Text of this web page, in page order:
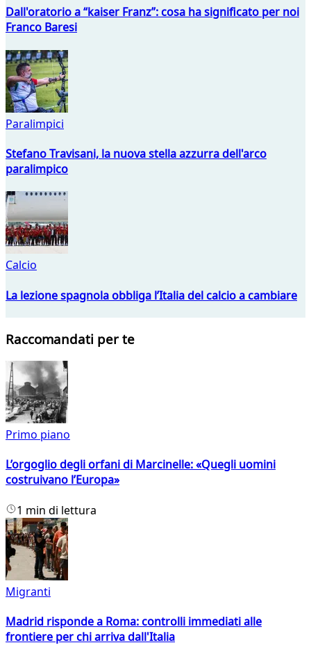
Dall'oratorio a “kaiser Franz”: cosa ha significato per noi
Franco Baresi
Paralimpici
Stefano Travisani, la nuova stella azzurra dell'arco
paralimpico
Calcio
La lezione spagnola obbliga l’Italia del calcio a cambiare
Raccomandati per te
Primo piano
L’orgoglio degli orfani di Marcinelle: «Quegli uomini
costruivano l’Europa»
1 min di lettura
Migranti
Madrid risponde a Roma: controlli immediati alle
frontiere per chi arriva dall'Italia